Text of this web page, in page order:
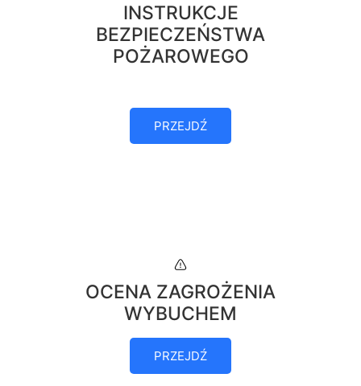
INSTRUKCJE
BEZPIECZEŃSTWA
POŻAROWEGO
PRZEJDŹ
OCENA ZAGROŻENIA
WYBUCHEM
PRZEJDŹ